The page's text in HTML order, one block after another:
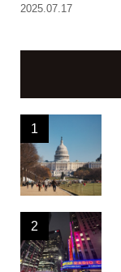
2025.07.17
1
2